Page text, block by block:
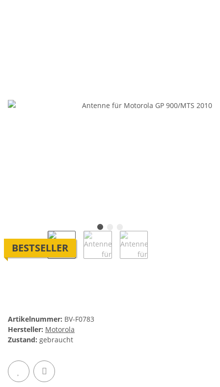
BESTSELLER
Artikelnummer: BV-F0783
Hersteller: Motorola
Zustand: gebraucht